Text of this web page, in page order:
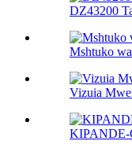
DZ43200
Mshtuko
Vizuia